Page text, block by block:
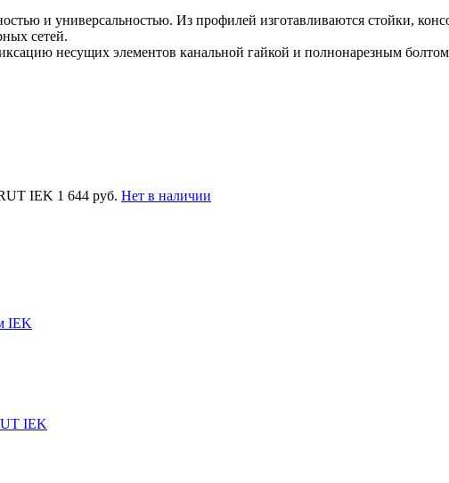
и универсальностью. Из профилей изготавливаются стойки,
сетей.
несущих элементов канальной гайкой и полнонарезным
IEK 1 644 руб. Нет в наличии
IEK
IEK